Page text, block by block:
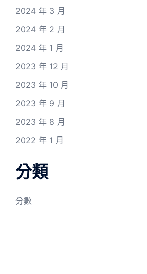
2024 年 3 月
2024 年 2 月
2024 年 1 月
2023 年 12 月
2023 年 10 月
2023 年 9 月
2023 年 8 月
2022 年 1 月
分類
分數